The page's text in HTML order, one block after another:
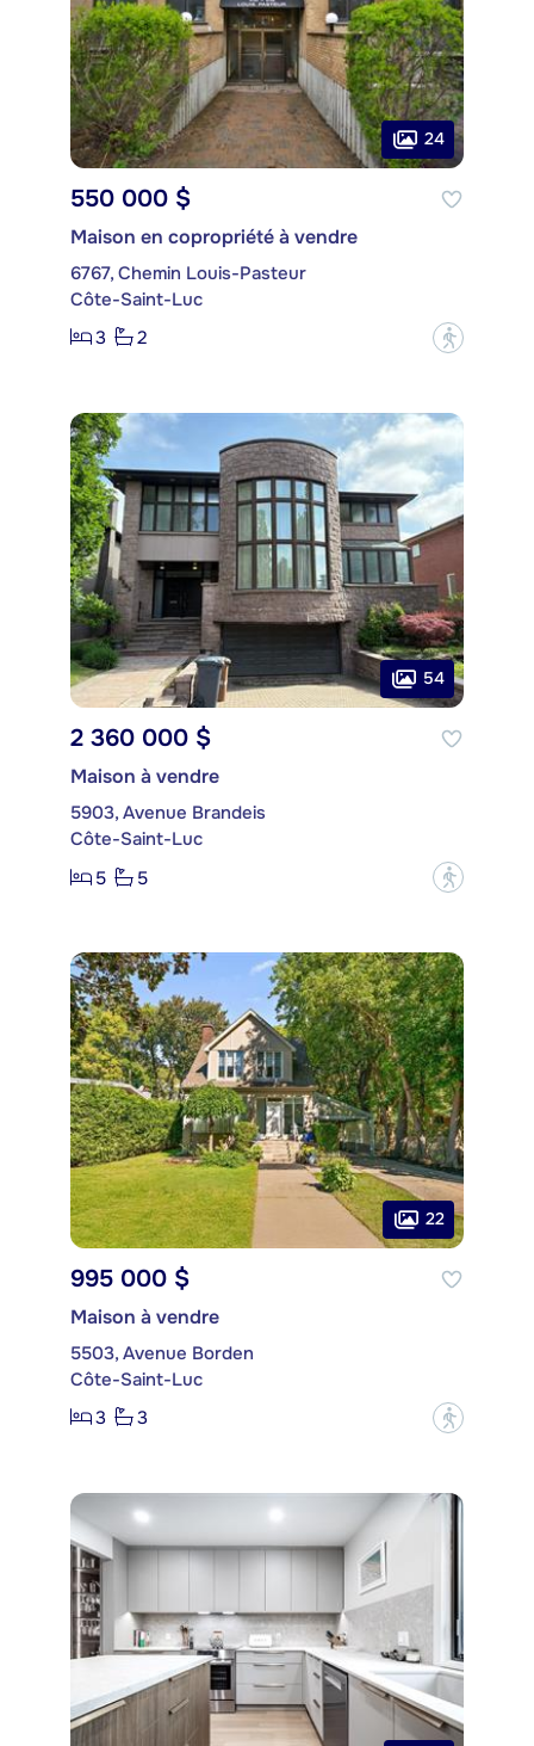
24
550 000 $
Maison en copropriété à vendre
6767, Chemin Louis-Pasteur
Côte-Saint-Luc
3
2 ?
54
2 360 000 $
Maison à vendre
5903, Avenue Brandeis
Côte-Saint-Luc
5
5 ?
22
995 000 $
Maison à vendre
5503, Avenue Borden
Côte-Saint-Luc
3
3 ?